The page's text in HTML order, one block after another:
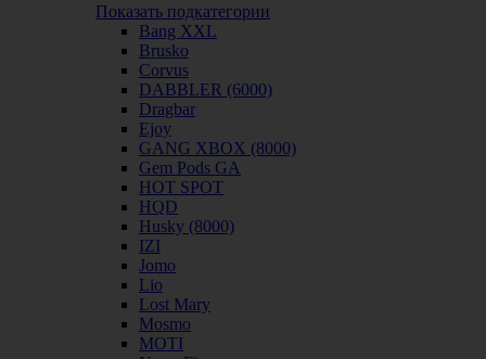
Показать подкатегории
Bang XXL
Brusko
Corvus
DABBLER (6000)
Dragbar
Ejoy
GANG XBOX (8000)
Gem Pods GA
HOT SPOT
HQD
Husky (8000)
IZI
Jomo
Lio
Lost Mary
Mosmo
MOTI